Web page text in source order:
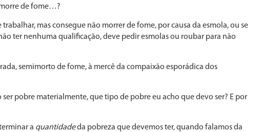
de fome…?
mas consegue não morrer de fome, por causa da esmola, ou se
ter nenhuma qualificação, deve pedir esmolas ou roubar para não
semimorto de fome, à mercê da compaixão espo­rádica dos
pobre materialmente, que tipo de pobre eu acho que de­vo ser? E por
a quantidadeda pobreza que devemos ter, quando falamos da